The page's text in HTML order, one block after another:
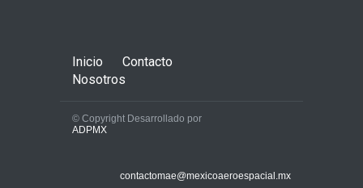
90 aniversario de
Inicio
Contacto
Nosotros
© Copyright Desarrollado por
ADPMX
contactomae@mexicoaeroespacial.mx